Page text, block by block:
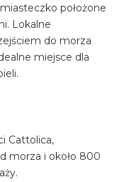
położone
Lokalne
do morza
miejsce dla
Cattolica,
morza i około 800